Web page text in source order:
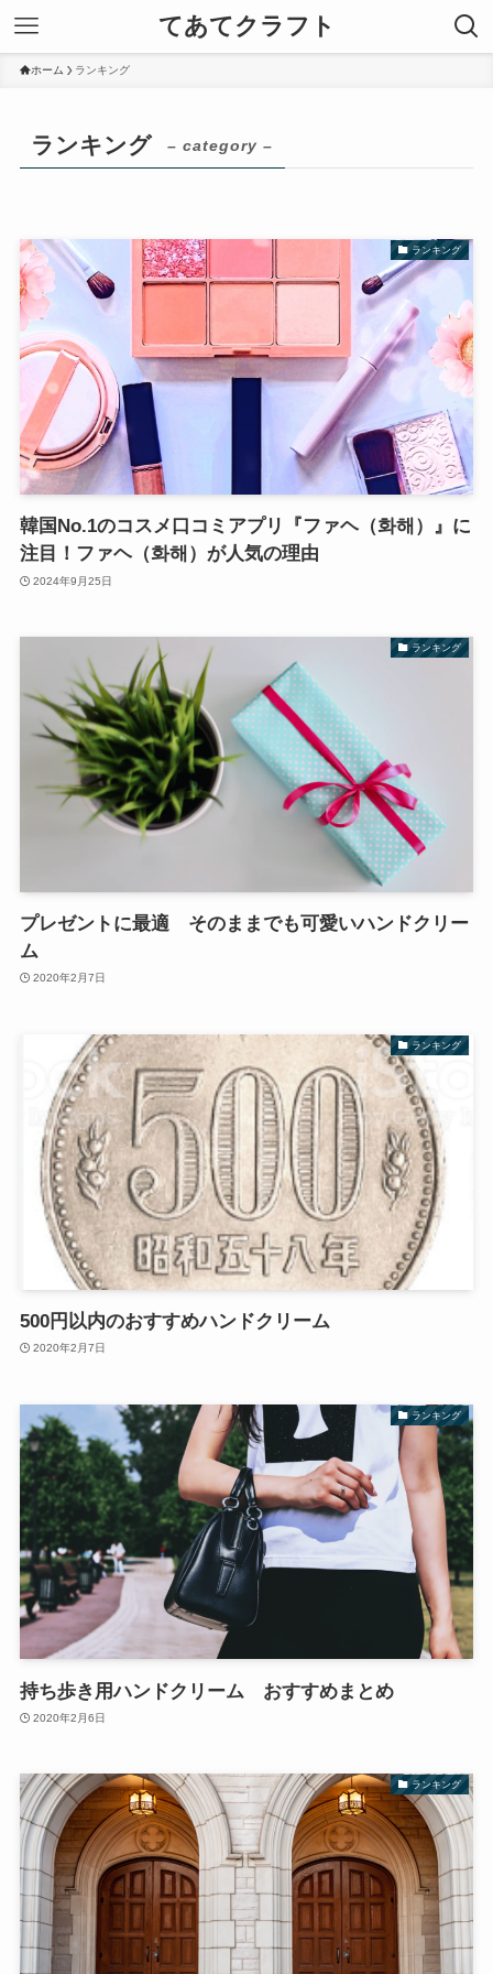
てあてクラフト
ホーム ランキング
ランキング – category –
ランキング
韓国No.1のコスメ口コミアプリ『ファヘ（화해）』に
注目！ファヘ（화해）が人気の理由
2024年9月25日
ランキング
プレゼントに最適 そのままでも可愛いハンドクリー
ム
2020年2月7日
ランキング
500円以内のおすすめハンドクリーム
2020年2月7日
ランキング
持ち歩き用ハンドクリーム おすすめまとめ
2020年2月6日
ランキング